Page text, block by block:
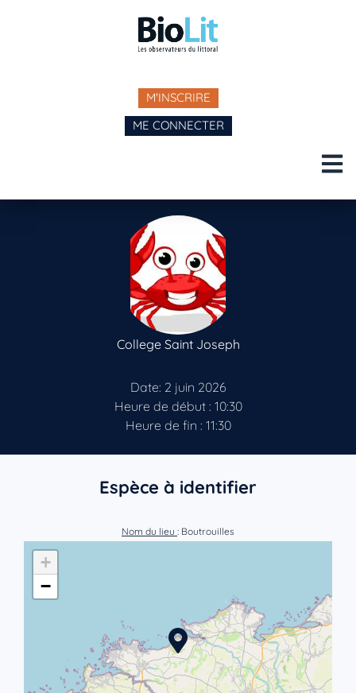
M'INSCRIRE
ME CONNECTER
College Saint Joseph
Date: 2 juin 2026
Heure de début : 10:30
Heure de fin : 11:30
Espèce à identifier
Nom du lieu : Boutrouilles
+
−